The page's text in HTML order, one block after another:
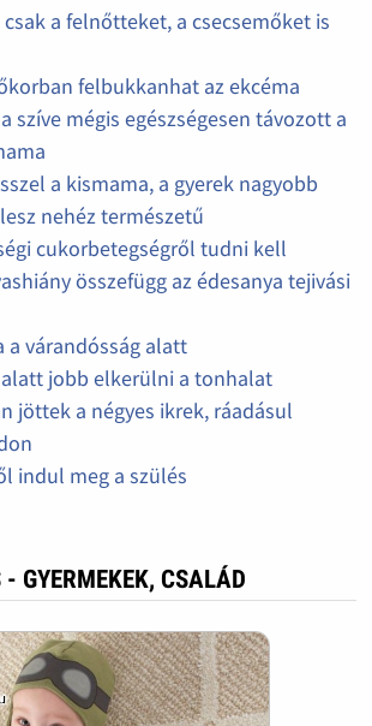
a felnőtteket, a csecsemőket is
felbukkanhat az ekcéma
szíve mégis egészségesen távozott a
a kismama, a gyerek nagyobb
nehéz természetű
cukorbetegségről tudni kell
összefügg az édesanya tejivási
a várandósság alatt
alatt jobb elkerülni a tonhalat
jöttek a négyes ikrek, ráadásul
indul meg a szülés
GYERMEKEK, CSALÁD